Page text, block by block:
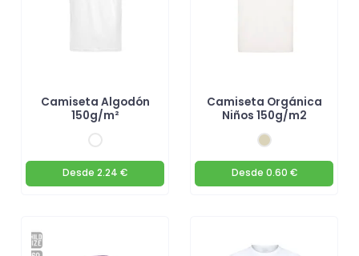
Camiseta Algodón
150g/m²
Desde 2.24 €
Camiseta Orgánica
Niños 150g/m2
Desde 0.60 €